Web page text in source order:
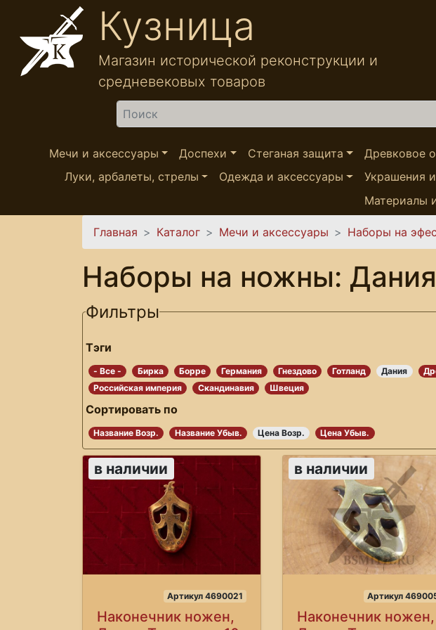
Перейти к основному содержанию
Кузница
Магазин исторической реконструкции и
средневековых товаров
Найти
Мечи и аксессуары Доспехи Стеганая защита Древковое
Луки, арбалеты, стрелы
Одежда и аксессуары Украшения
Материалы
Вы здесь
Главная Каталог Мечи и аксессуары Наборы на
Наборы на ножны:
Фильтры
Тэги
- Все - Бирка Борре Германия Гнездово Готланд Дания
Российская империя
Скандинавия Швеция
Сортировать по
Название Возр. Название Убыв. Цена Возр. Цена Убыв.
в наличии
Артикул 4690021
Наконечник ножен,
в наличии
Артикул
Наконечник ножен,